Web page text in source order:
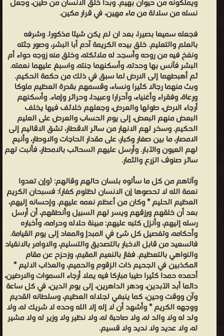
ويملكونه من حيوان بهيم. وبدأ خلق الانسان من طين، وجعل
نسله من سلالة من ماء مهين، في قرار مكين.
فجعله سميعا بصيرا، بعد ان لم يكن شيئا مذكورا. وشرفه
بالعلم والتعليم. خلق بيده الكريمة آدم أبا البشر، وصور جثته
ونفخ فيه من روحه وأسجد له ملائكته، وخلق منه زوجه حواء أم
البشر فآنس بها وحدته، وأسكنهما جنته، واسبغ عليهما نعمته.
ثم أهبطهما إلى الارض لما سبق في ذلك من حكمة الحكيم.
وبث منهما رجالا كثيرا ونساء، وقسمهم بقدرة العظيم ملوكا
ورعاة، وفقراء وأغنياء، وأحرارا وعبيدا، وحرائر وإماء. وأسكنهم
أرجاء الارض، طولها والعرض، وجعلهم خلائف فيها يخلف
البعض منهم البعض، إلى يوم الحساب والعرض على العليم
الحكيم. وسخر لهم الانهار من سائر الاقطار، تشق الاقاليم إلى
الامصار، ما بين صغار وكبار، على مقدار الحاجات والاوطار، وأنبع
لهم العيون والآبار. وأرسل عليهم السحائب بالامطار، فأنبت لهم
سائر صنوف الزرع والثمار.
وآتاهم من كل ما سألوه بلسان حالهم وقالهم: (وإن تعدوا
نعمة الله لا تحصوها إن الانسان لظلوم كفار): فسبحان الكريم
العظيم الحليم * وكان من أعظم نعمه عليهم. وإحسانه إليهم،
بعد أن خلقهم ورزقهم ويسر لهم السبيل وأنطقهم، أن أرسل
رسله إليهم، وأنزل كتبه عليهم: مبينة حلاله وحرامه، وأخباره
وأحكامه، وتفصيل كل شئ في المبدإ والمعاد إلى يوم القيامة.
فالسعيد من قابل الاخبار بالتصديق والتسليم، والاوامر بالانقياد
والنواهي بالتعظيم. ففاز بالنعيم المقيم، وزحزح عن مقام
المكذبين في الجحيم ذات الزقوم والحميم، والعذاب الاليم *
أحمده حمدا كثيرا طيبا مباركا فيه يملا أرجاء السموات والارضين،
دائما أبد الآبدين، ودهر الداهرين، إلى يوم الدين، في كل ساعة
وآن ووقت وحين، كما ينبغي لجلاله العظيم، وسلطانه القديم
ووجهه الكريم * وأشهد أن لا إله إلا الله وحده لا شريك له، ولا
ولد له ولا والد له، ولا صاحبة له، ولا نظير ولا وزير له ولا مشير
له، ولا عديد ولا نديد ولا قسيم.